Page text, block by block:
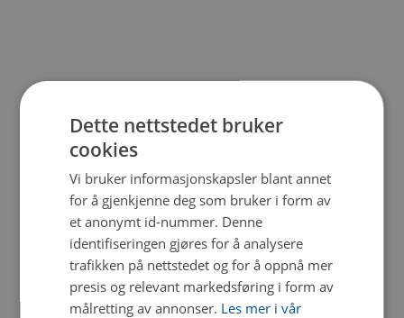
Dette nettstedet bruker
cookies
Vi bruker informasjonskapsler blant annet
for å gjenkjenne deg som bruker i form av
et anonymt id-nummer. Denne
identifiseringen gjøres for å analysere
trafikken på nettstedet og for å oppnå mer
presis og relevant markedsføring i form av
målretting av annonser. Les mer i vår